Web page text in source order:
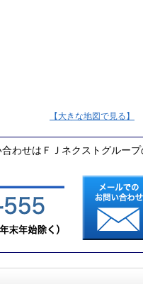
【大きな地図で見る】
わせはＦＪネクストグループ